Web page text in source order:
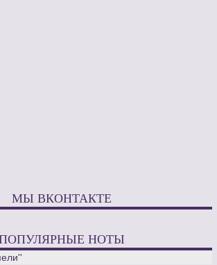
МЫ ВКОНТАКТЕ
НОТЫ